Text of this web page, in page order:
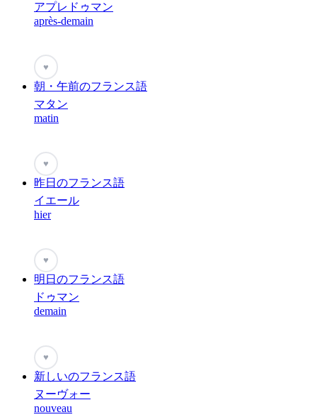
アプレドゥマン
après-demain
♥
朝・午前のフランス語
マタン
matin
♥
昨日のフランス語
イエール
hier
♥
明日のフランス語
ドゥマン
demain
♥
新しいのフランス語
ヌーヴォー
nouveau